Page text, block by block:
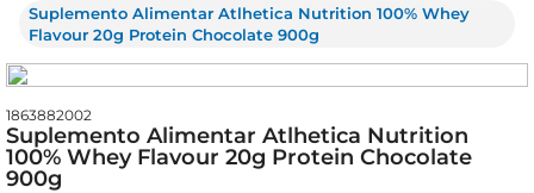
Suplemento Alimentar Atlhetica Nutrition 100% Whey
Flavour 20g Protein Chocolate 900g
1863882002
Suplemento Alimentar Atlhetica Nutrition
100% Whey Flavour 20g Protein Chocolate
900g
leite
azeite
biscoito